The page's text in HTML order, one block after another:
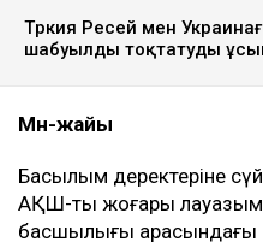
Түркия Ресей мен
шабуылды тоқтатуды
Мән-жайы
Басылым деректеріне
АҚШ-тың жоғары
басшылығы арасындағы